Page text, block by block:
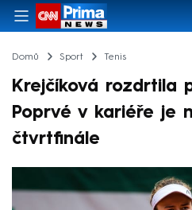
Domů Sport Tenis
Krejčíková rozdrtila
Poprvé v kariéře je
čtvrtfinále